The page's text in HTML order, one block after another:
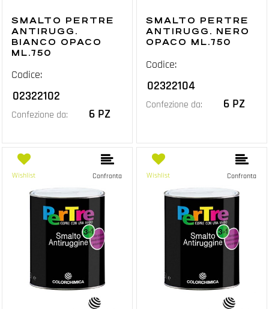
SMALTO PERTRE
ANTIRUGG.
BIANCO OPACO
ML.750
Codice:
02322102
Confezione da: 6 PZ
SMALTO PERTRE
ANTIRUGG. NERO
OPACO ML.750
Codice:
02322104
Confezione da: 6 PZ
Wishlist Confronta Wishlist Confronta